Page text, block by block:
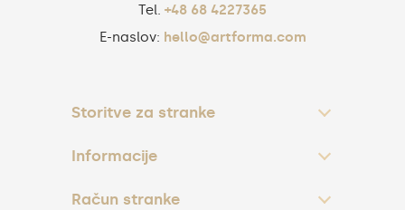
Tel. +48 68 4227365
E-naslov: hello@artforma.com
Storitve za stranke
Informacije
Račun stranke